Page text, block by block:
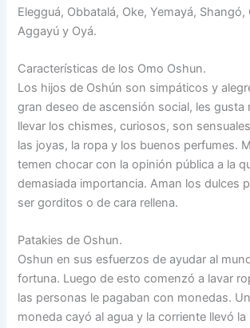
Elegguá, Obbatalá, Oke, Yemayá, Shangó,
Aggayú y Oyá.
Características de los Omo Oshun.
Los hijos de Oshún son simpáticos y
gran deseo de ascensión social, les gusta
llevar los chismes, curiosos, son
las joyas, la ropa y los buenos perfumes.
temen chocar con la opinión pública a la
demasiada importancia. Aman los dulces
ser gorditos o de cara rellena.
Patakies de Oshun.
Oshun en sus esfuerzos de ayudar al
fortuna. Luego de esto comenzó a lavar
las personas le pagaban con monedas.
moneda cayó al agua y la corriente llevó la